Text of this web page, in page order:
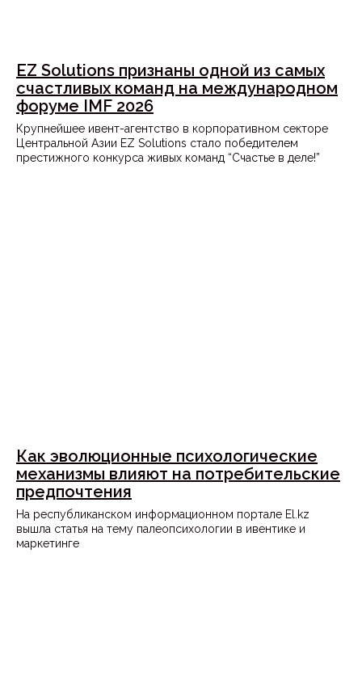
EZ Solutions признаны одной из самых
счастливых команд на международном
форуме IMF 2026
Крупнейшее ивент-агентство в корпоративном секторе
Центральной Азии EZ Solutions стало победителем
престижного конкурса живых команд “Счастье в деле!”
Как эволюционные психологические
механизмы влияют на потребительские
предпочтения
На республиканском информационном портале El.kz
вышла статья на тему палеопсихологии в ивентике и
маркетинге